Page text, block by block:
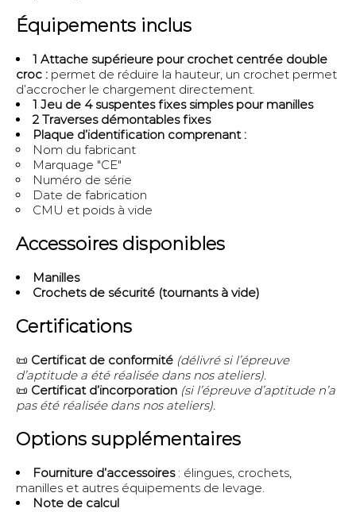
Équipements inclus
1 Attache supérieure pour crochet centrée double
croc : permet de réduire la hauteur, un crochet permet
d’accrocher le chargement directement.
1 Jeu de 4 suspentes fixes simples pour manilles
2 Traverses démontables fixes
Plaque d’identification comprenant :
Nom du fabricant
Marquage "CE"
Numéro de série
Date de fabrication
CMU et poids à vide
Accessoires disponibles
Manilles
Crochets de sécurité (tournants à vide)
Certifications
📜 Certificat de conformité (délivré si l’épreuve
d’aptitude a été réalisée dans nos ateliers).
📜 Certificat d’incorporation (si l’épreuve d’aptitude n’a
pas été réalisée dans nos ateliers).
Options supplémentaires
Fourniture d’accessoires: élingues, crochets,
manilles et autres équipements de levage.
Note de calcul